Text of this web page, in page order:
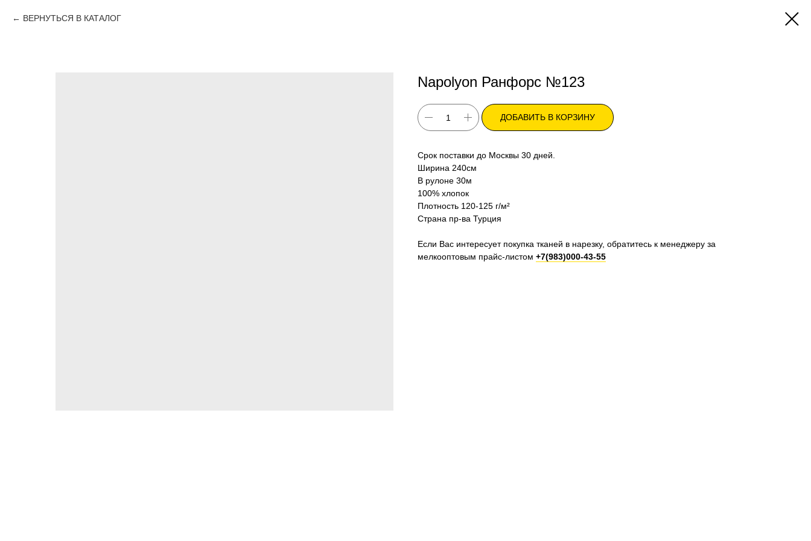
ВЕРНУТЬСЯ В КАТАЛОГ
Napolyon Ранфорс №123
ДОБАВИТЬ В КОРЗИНУ
Срок поставки до Москвы 30 дней.
Ширина 240см
В рулоне 30м
100% хлопок
Плотность 120-125 г/м²
Страна пр-ва Турция
Если Вас интересует покупка тканей в нарезку, обратитесь к менеджеру за
мелкооптовым прайс-листом +7(983)000-43-55